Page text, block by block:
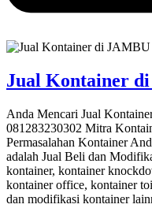
Jual Kontainer
Anda Mencari Jual
081283230302 Mitra
Permasalahan Kontainer
adalah Jual Beli dan
kontainer, kontainer
kontainer office, kontainer
dan modifikasi kontainer